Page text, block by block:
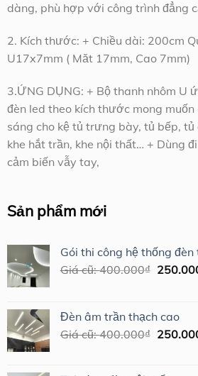
dàng, phù hợp với công trình đẳng
2. Kích thước: + Chiều dài: 200cm
U17x7mm ( Măt 17mm, Cao 7mm)
3.ỨNG DỤNG: + Bộ thanh nhôm U
đèn led theo kích thước mong
sáng cho kệ tủ trưng bày, tủ bếp, tủ
khe hắt trần, khe nội thất… + Dùng
cảm biến vẫy tay,
Sản phẩm mới
Gói thi công hệ thống
Giá cũ:400.000₫ Giá
Đèn âm trần thạch cao
Giá cũ:400.000₫ Giá